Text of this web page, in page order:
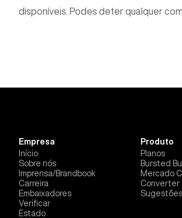
disponíveis. Podes deter qualquer
Empresa
Início
Sobre nós
Imprensa/Brandbook
Carreira
Embaixadores
Verificar
Estado
Produto
Planos
Bursted
Mercado
Converter
Sugestões